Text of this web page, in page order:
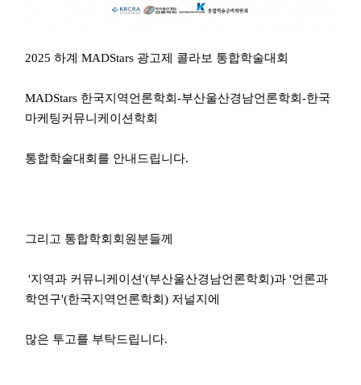
2025 하계 MADStars 광고제 콜라보 통합학술대회
MADStars 한국지역언론학회-부산울산경남언론학회-한국
마케팅커뮤니케이션학회
통합학술대회를 안내드립니다.
그리고 통합학회회원분들께
'지역과 커뮤니케이션'(부산울산경남언론학회)과 '언론과
학연구'(한국지역언론학회) 저널지에
많은 투고를 부탁드립니다.